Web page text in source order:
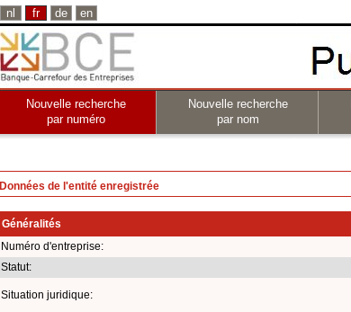
nl fr de en
Nouvelle recherche
par numéro
Nouvelle recherche
par nom
Données de l'entité enregistrée
Généralités
Numéro d'entreprise:
Statut:
Situation juridique: